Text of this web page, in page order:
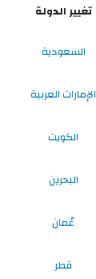
تغيير الدولة
السعودية
الإمارات العربية
الكويت
البحرين
عُمان
قطر